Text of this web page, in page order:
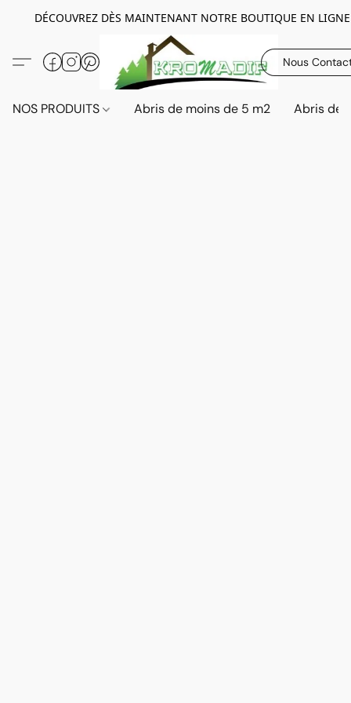
DÉCOUVREZ DÈS MAINTENANT NOTRE BOUTIQUE EN LIGNE
Nous
NOS PRODUITS Abris de moins de 5 m2 Abris de